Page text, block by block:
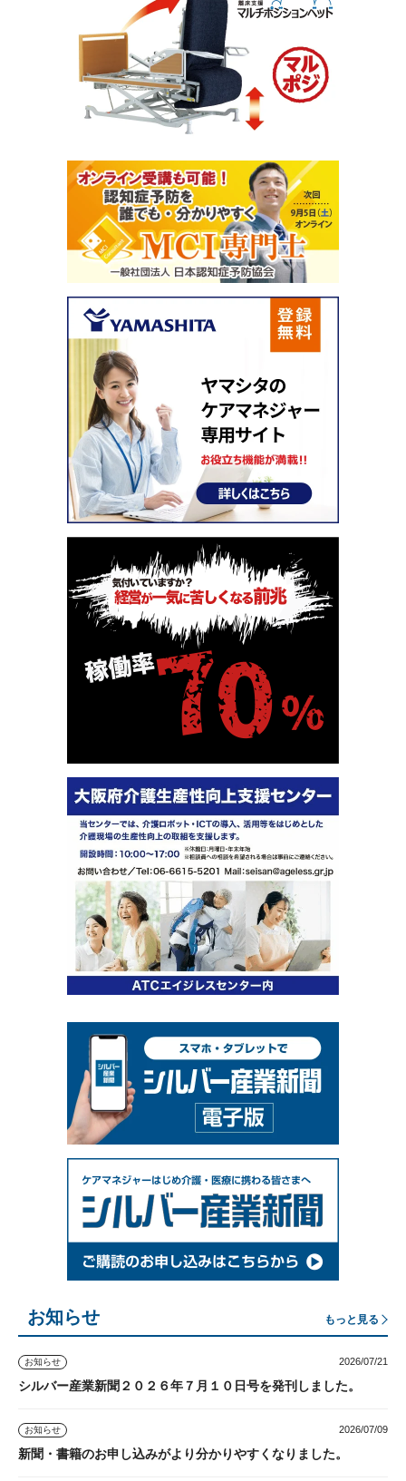
お知らせ もっと見る
お知らせ 2026/07/21
シルバー産業新聞２０２６年７月１０日号を発刊しました。
お知らせ 2026/07/09
新聞・書籍のお申し込みがより分かりやすくなりました。